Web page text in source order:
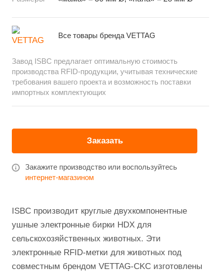
Все товары бренда VETTAG
Завод ISBC предлагает оптимальную стоимость
производства RFID-продукции, учитывая технические
требования вашего проекта и возможность поставки
импортных комплектующих
Заказать
Закажите производство или воспользуйтесь
интернет-магазином
ISBC производит круглые двухкомпонентные
ушные электронные бирки HDX для
сельскохозяйственных животных. Эти
электронные RFID-метки для животных под
совместным брендом VETTAG-CKC изготовлены